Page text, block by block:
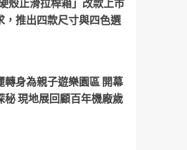
殼止滑拉桿箱」改款上市
，推出四款尺寸與四色選
轉身為親子遊樂園區 開幕
秘 現地展回顧百年機廠歲